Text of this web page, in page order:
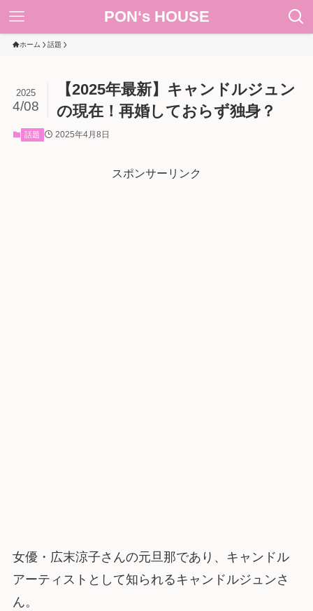
PON‘s HOUSE
ホーム 話題
【2025年最新】キャンドルジュン
の現在！再婚しておらず独身？
2025
4/08
話題 2025年4月8日
スポンサーリンク
女優・広末涼子さんの元旦那であり、キャンドル
アーティストとして知られるキャンドルジュンさ
ん。